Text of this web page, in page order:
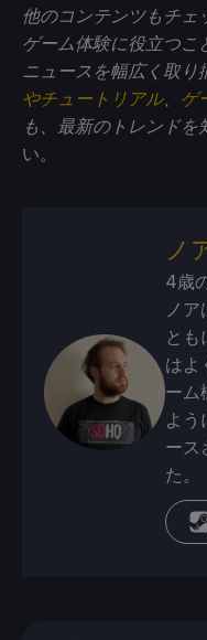
他のコンテンツもチェ
ゲーム体験に役立つこ
ニュースを幅広く取り
やチュートリアル、 ゲ
も、最新のトレンド
い。
ノ
4歳
ノ
と
はよ
ーム
よう
ース
た。